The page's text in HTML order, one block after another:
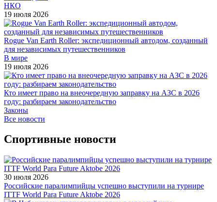
НКО
19 июля 2026
Rogue Van Earth Roller: экспедиционный автодом, созданный
для независимых путешественников
В мире
19 июля 2026
Кто имеет право на внеочередную заправку на АЗС в 2026
году: разбираем законодательство
Законы
Все новости
Спортивные новости
30 июля 2026
Российские паралимпийцы успешно выступили на турнире
ITTF World Para Future Aktobe 2026